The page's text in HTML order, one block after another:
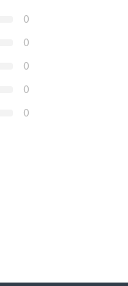
0
0
0
0
0